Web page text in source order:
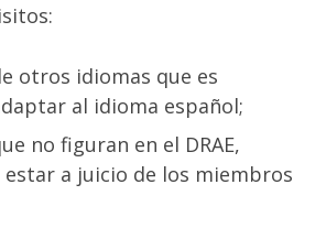
otros idiomas que es
al idioma español;
no figuran en el DRAE,
a juicio de los miembros